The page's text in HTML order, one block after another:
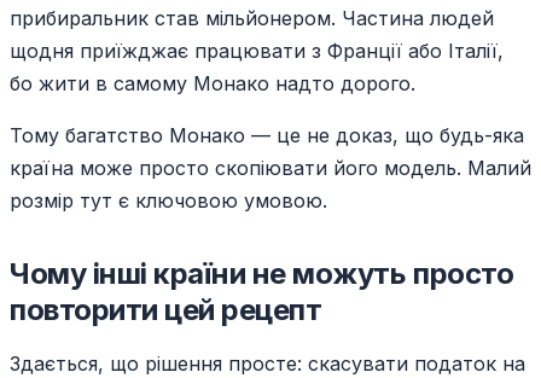
прибиральник став мільйонером. Частина людей
щодня приїжджає працювати з Франції або Італії,
бо жити в самому Монако надто дорого.
Тому багатство Монако — це не доказ, що будь-яка
країна може просто скопіювати його модель. Малий
розмір тут є ключовою умовою.
Чому інші країни не можуть просто
повторити цей рецепт
Здається, що рішення просте: скасувати податок на